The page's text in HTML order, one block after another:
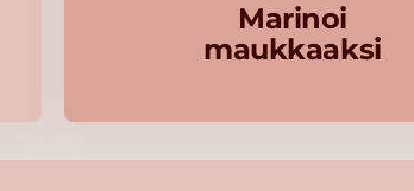
Marinoi
maukkaaksi